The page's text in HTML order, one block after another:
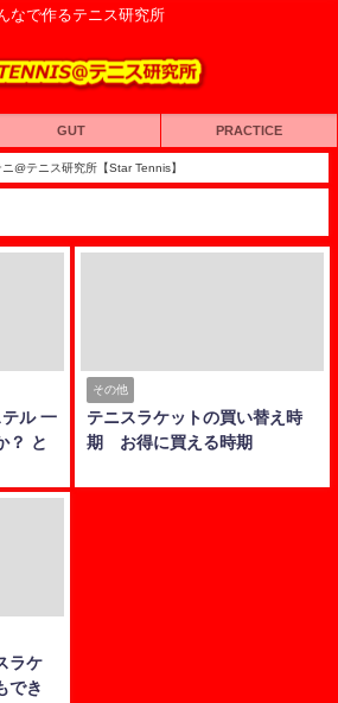
なで作るテニス研究所
GUT PRACTICE
@テニス研究所【Star Tennis】
ル 一
？ と
その他
テニスラケットの買い替え時
期 お得に買える時期
ラケ
でき